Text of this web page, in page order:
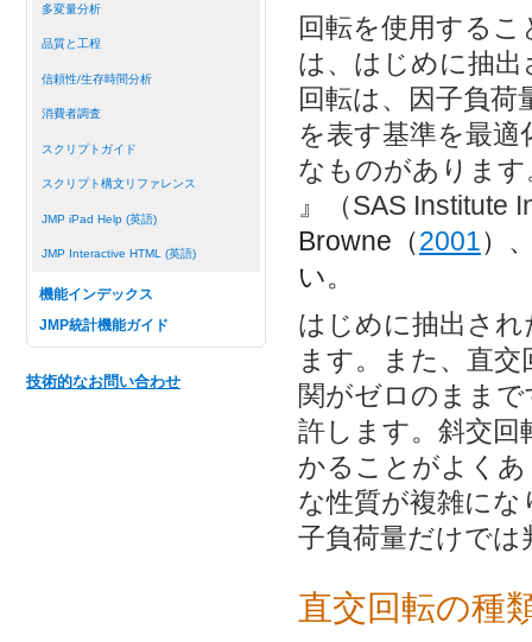
多変量分析
品質と工程
信頼性/生存時間分析
消費者調査
スクリプトガイド
スクリプト構文リファレンス
JMP iPad Help (英語)
JMP Interactive HTML (英語)
機能インデックス
JMP統計機能ガイド
技術的なお問い合わせ
回転を使用する
は、はじめに抽
回転は、因子負荷
を表す基準を最
なものがあります
』（SAS Institute
Browne（2001）
い。
はじめに抽出さ
ます。また、直
関がゼロのまま
許します。斜交回
かることがよく
な性質が複雑に
子負荷量だけで
直交回転の種